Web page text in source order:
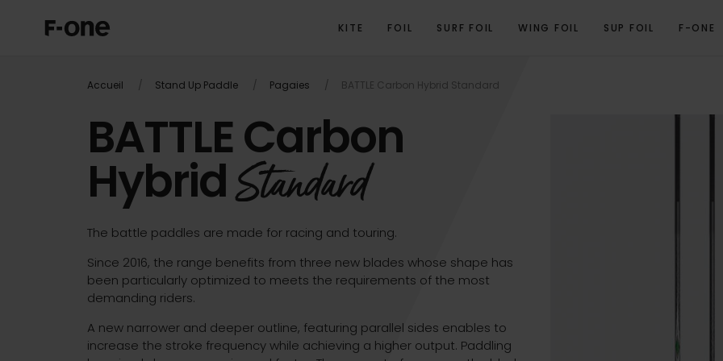
KITE FOIL SURF FOIL WING FOIL SUP FOIL F-ONE
Accueil Stand Up Paddle Pagaies BATTLE Carbon Hybrid Standard
OVERVIEW SPÉCIFICATIONS TECHNIQUES PRODUITS ASSOCIÉS
BATTLE Carbon
HybridStandard
The battle paddles are made for racing and touring.
Since 2016, the range benefits from three new blades whose shape has
been particularly optimized to meets the requirements of the most
demanding riders.
A new narrower and deeper outline, featuring parallel sides enables to
increase the stroke frequency while achieving a higher output. Paddling